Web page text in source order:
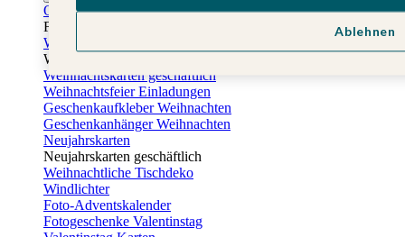
Osterkarten
Fotogeschenke zu Ostern
Weihnachtskarten
Weihnachtskarten selbst gestalten
Weihnachtskarten geschäftlich
Weihnachtsfeier Einladungen
Geschenkaufkleber Weihnachten
Geschenkanhänger Weihnachten
Neujahrskarten
Neujahrskarten geschäftlich
Weihnachtliche Tischdeko
Windlichter
Foto-Adventskalender
Fotogeschenke Valentinstag
Ablehnen